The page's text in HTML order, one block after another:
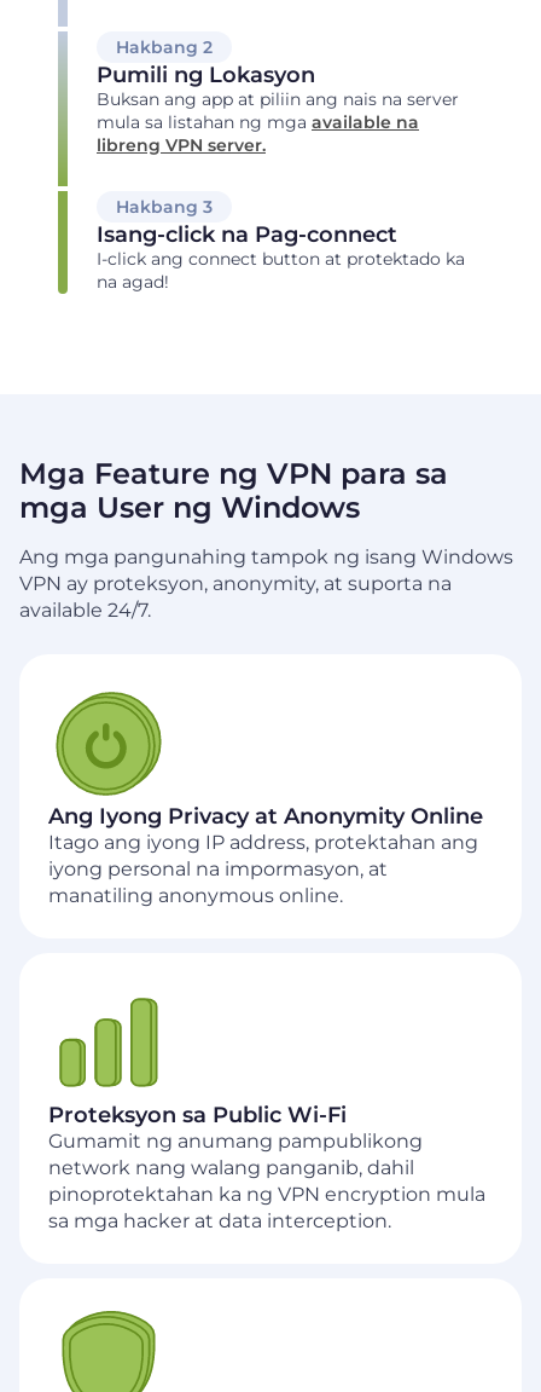
Hakbang 2
Pumili ng Lokasyon
Buksan ang app at piliin ang nais na server
mula sa listahan ng mga available na
libreng VPN server.
Hakbang 3
Isang-click na Pag-connect
I-click ang connect button at protektado ka
na agad!
Mga Feature ng VPN para sa
mga User ng Windows
Ang mga pangunahing tampok ng isang Windows
VPN ay proteksyon, anonymity, at suporta na
available 24/7.
Ang Iyong Privacy at Anonymity Online
Itago ang iyong IP address, protektahan ang
iyong personal na impormasyon, at
manatiling anonymous online.
Proteksyon sa Public Wi‑Fi
Gumamit ng anumang pampublikong
network nang walang panganib, dahil
pinoprotektahan ka ng VPN encryption mula
sa mga hacker at data interception.